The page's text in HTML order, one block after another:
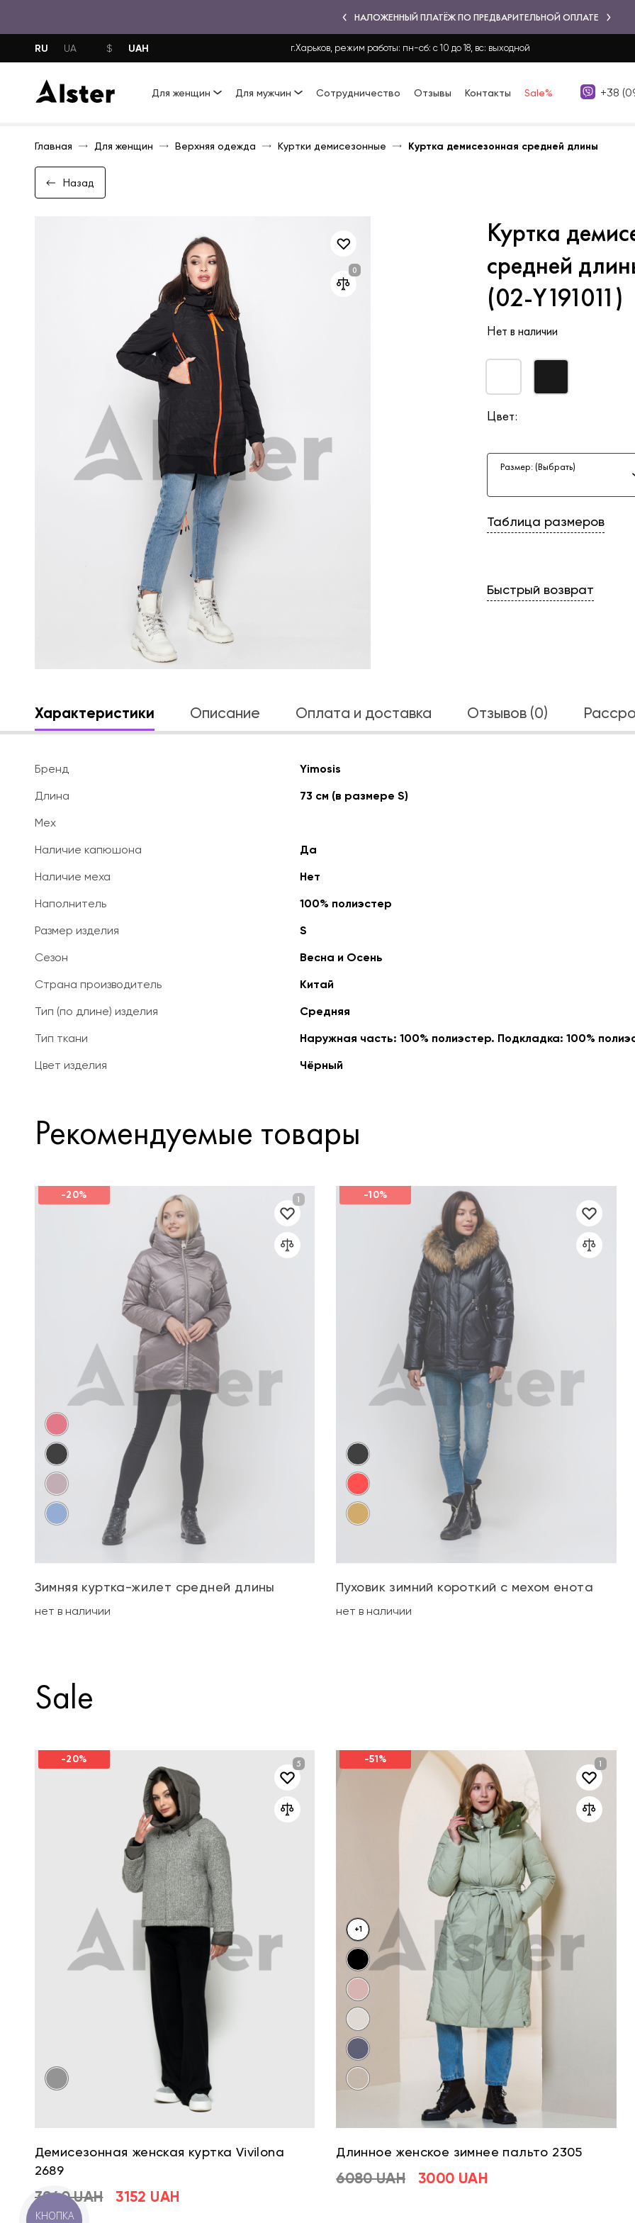
НАЛОЖЕННЫЙ ПЛАТЁЖ ПО ПРЕДВАРИТЕЛЬНОЙ ОПЛАТЕ
RU UA $ UAH г.Харьков, режим работы: пн-сб: с 10 до 18, вс: выходной
Для женщин Для мужчин Сотрудничество Отзывы Контакты Sale% +38
Главная Для женщин Верхняя одежда Куртки демисезонные Куртка демисезонная средней длины
Назад
Куртка
средней
(02-Y191011)
Нет в наличии
Цвет:
Размер: (Выбрать)
Таблица размеров
Быстрый возврат
Характеристики Описание Оплата и доставка Отзывов (0)
Бренд
Yimosis
Длина
73 см (в размере S)
Мех
Наличие капюшона
Да
Наличие меха
Нет
Наполнитель
100% полиэстер
Размер изделия
S
Сезон
Весна и Осень
Страна производитель
Китай
Тип (по длине) изделия
Средняя
Тип ткани
Наружная часть: 100% полиэстер. Подкладка: 100%
Цвет изделия
Чёрный
Рекомендуемые товары
-20%
Зимняя куртка-жилет средней длины
нет в наличии
-10%
Пуховик зимний короткий с мехом енота
нет в наличии
Sale
-20%
Демисезонная женская куртка Vivilona
2689
3940 UAH 3152 UAH
-51%
+1
Длинное женское зимнее пальто 2305
6080 UAH 3000 UAH
КНОПКА